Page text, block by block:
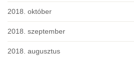
2018. október
2018. szeptember
2018. augusztus